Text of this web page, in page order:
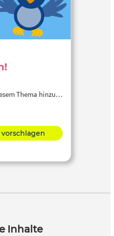
Thema hinzu…
Inhalte